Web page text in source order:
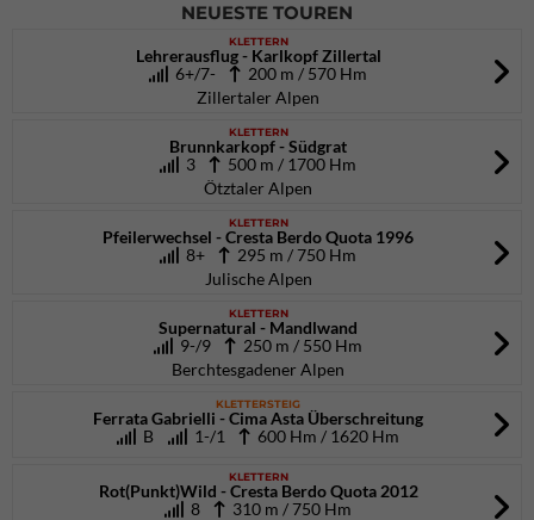
NEUESTE TOUREN
KLETTERN
Lehrerausflug - Karlkopf Zillertal
6+/7-
200 m / 570 Hm
Zillertaler Alpen
KLETTERN
Brunnkarkopf - Südgrat
3
500 m / 1700 Hm
Ötztaler Alpen
KLETTERN
Pfeilerwechsel - Cresta Berdo Quota 1996
8+
295 m / 750 Hm
Julische Alpen
KLETTERN
Supernatural - Mandlwand
9-/9
250 m / 550 Hm
Berchtesgadener Alpen
KLETTERSTEIG
Ferrata Gabrielli - Cima Asta Überschreitung
B
1-/1 600 Hm / 1620 Hm
KLETTERN
Rot(Punkt)Wild - Cresta Berdo Quota 2012
8
310 m / 750 Hm